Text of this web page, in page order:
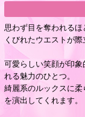
思わず目を奪われるほ
くびれたウエストが
可愛らしい笑顔が印
れる魅力のひとつ。
綺麗系のルックスに
を演出してくれます。